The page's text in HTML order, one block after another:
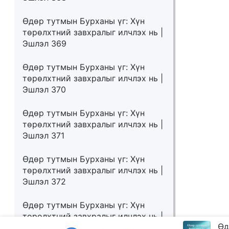
Өдөр тутмын Бурханы үг: Хүн
төрөлхтний завхралыг илчлэх нь |
Эшлэл 369
Өдөр тутмын Бурханы үг: Хүн
төрөлхтний завхралыг илчлэх нь |
Эшлэл 370
Өдөр тутмын Бурханы үг: Хүн
төрөлхтний завхралыг илчлэх нь |
Эшлэл 371
Өдөр тутмын Бурханы үг: Хүн
төрөлхтний завхралыг илчлэх нь |
Эшлэл 372
Өдөр тутмын Бурханы үг: Хүн
төрөлхтний завхралыг илчлэх нь |